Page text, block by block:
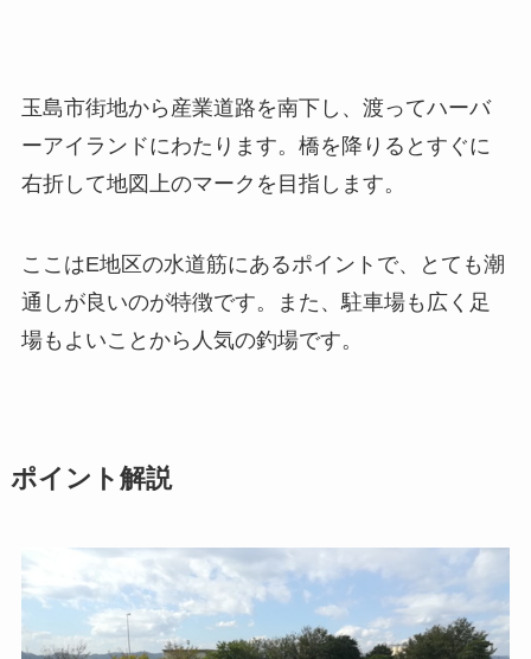
玉島市街地から産業道路を南下し、渡ってハーバ
ーアイランドにわたります。橋を降りるとすぐに
右折して地図上のマークを目指します。
ここはE地区の水道筋にあるポイントで、とても潮
通しが良いのが特徴です。また、駐車場も広く足
場もよいことから人気の釣場です。
ポイント解説